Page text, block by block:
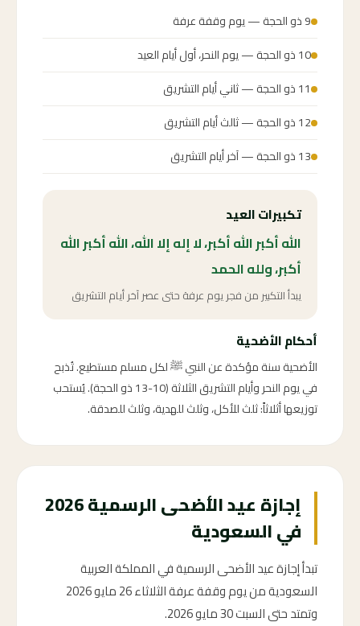
9 ذو الحجة — يوم وقفة عرفة
10 ذو الحجة — يوم النحر، أول أيام العيد
11 ذو الحجة — ثاني أيام التشريق
12 ذو الحجة — ثالث أيام التشريق
13 ذو الحجة — آخر أيام التشريق
تكبيرات العيد
الله أكبر الله أكبر، لا إله إلا الله، الله أكبر الله
أكبر، ولله الحمد
يبدأ التكبير من فجر يوم عرفة حتى عصر آخر أيام التشريق
أحكام الأضحية
الأضحية سنة مؤكدة عن النبي ﷺ لكل مسلم مستطيع. تُذبح
في يوم النحر وأيام التشريق الثلاثة (10-13 ذو الحجة). يُستحب
توزيعها أثلاثاً: ثلث للأكل، وثلث للهدية، وثلث للصدقة.
إجازة عيد الأضحى الرسمية 2026
في السعودية
تبدأ إجازة عيد الأضحى الرسمية في المملكة العربية
السعودية من يوم وقفة عرفة الثلاثاء 26 مايو 2026
وتمتد حتى السبت 30 مايو 2026.